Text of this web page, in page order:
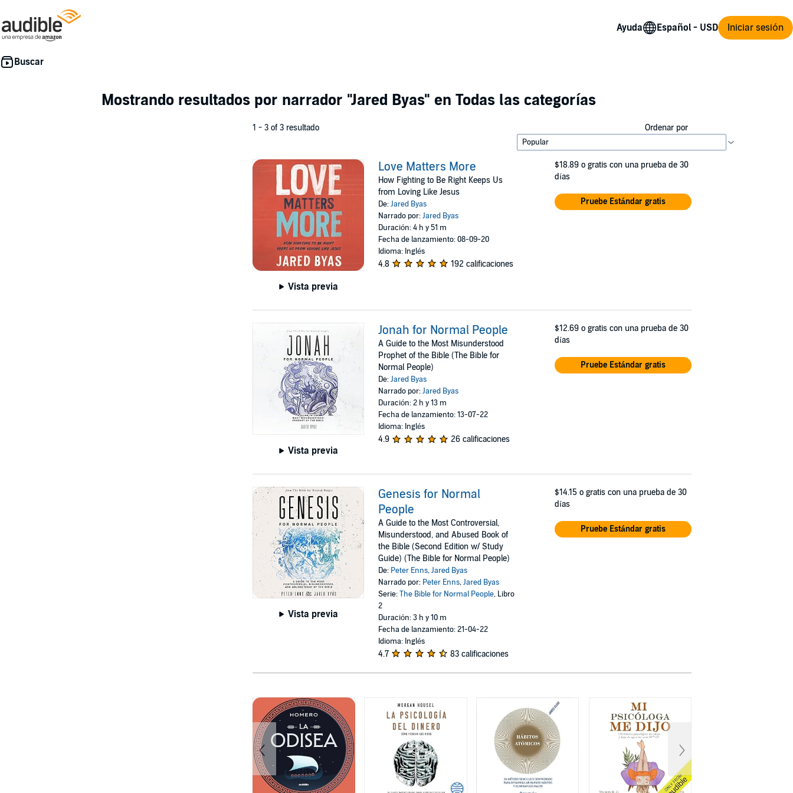
Ayuda Iniciar sesión
Mostrando resultados por narrador "Jared Byas" en Todas las categorías
1 - 3 of 3 resultado Ordenar por
Vista previa
Love Matters More
How Fighting to Be Right Keeps Us
from Loving Like Jesus
De:Jared Byas
Narrado por:Jared Byas
Duración: 4 h y 51 m
Fecha de lanzamiento: 08-09-20
Idioma: Inglés
4.8 192 calificaciones
$18.89 o gratis con una prueba de 30
días
Pruebe Estándar gratis
Vista previa
Jonah for Normal People
A Guide to the Most Misunderstood
Prophet of the Bible (The Bible for
Normal People)
De:Jared Byas
Narrado por:Jared Byas
Duración: 2 h y 13 m
Fecha de lanzamiento: 13-07-22
Idioma: Inglés
4.9 26 calificaciones
$12.69 o gratis con una prueba de 30
días
Pruebe Estándar gratis
Vista previa
Genesis for Normal
People
A Guide to the Most Controversial,
Misunderstood, and Abused Book of
the Bible (Second Edition w/ Study
Guide) (The Bible for Normal People)
De: Peter Enns,Jared Byas
Narrado por: Peter Enns,Jared Byas
Serie:The Bible for Normal People, Libro
2
Duración: 3 h y 10 m
Fecha de lanzamiento: 21-04-22
Idioma: Inglés
4.7 83 calificaciones
$14.15 o gratis con una prueba de 30
días
Pruebe Estándar gratis